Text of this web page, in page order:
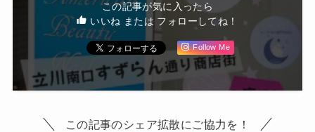
この記事が気に入ったら
いいね または フォローしてね！
Follow Me
この記事のシェア拡散にご協力を！